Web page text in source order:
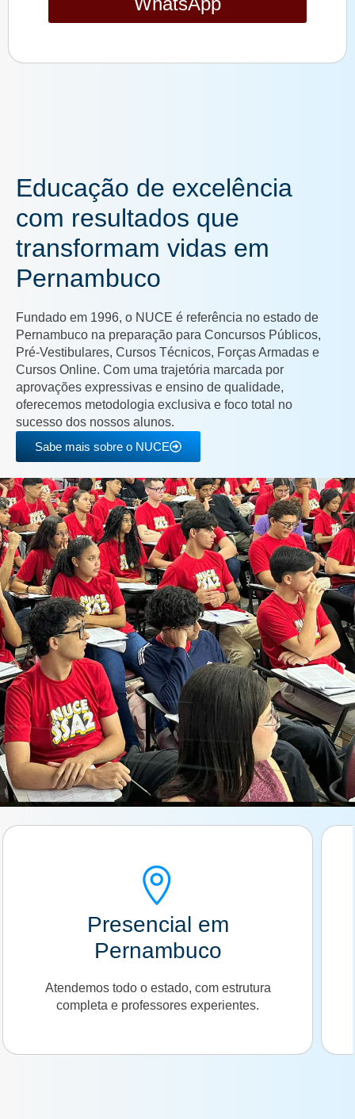
Educação de excelência
com resultados que
transformam vidas em
Pernambuco
Fundado em 1996, o NUCE é referência no estado de
Pernambuco na preparação para Concursos Públicos,
Pré-Vestibulares, Cursos Técnicos, Forças Armadas e
Cursos Online. Com uma trajetória marcada por
aprovações expressivas e ensino de qualidade,
oferecemos metodologia exclusiva e foco total no
sucesso dos nossos alunos.
Sabe mais sobre o NUCE
Presencial em
Pernambuco
Atendemos todo o estado, com estrutura
completa e professores experientes.